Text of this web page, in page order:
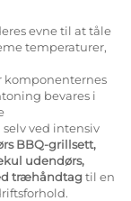
evne til at tåle
temperaturer,
bevares i
ved intensiv
BBQ-grillsett,
udendørs,
træhåndtagtil en